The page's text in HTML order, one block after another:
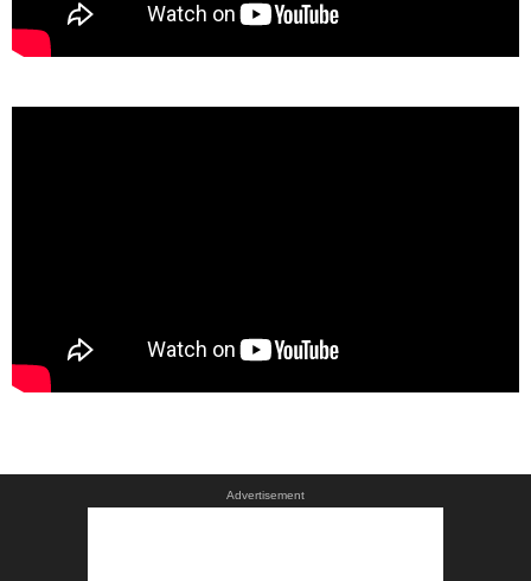
Advertisement